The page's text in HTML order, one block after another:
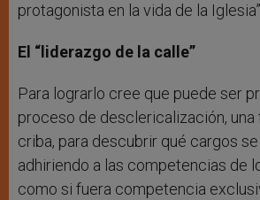
protagonista en la vida de la
El “liderazgo de la calle”
Para lograrlo cree que puede ser
proceso de desclericalización, una
criba, para descubrir qué cargos se
adhiriendo a las competencias de
como si fuera competencia